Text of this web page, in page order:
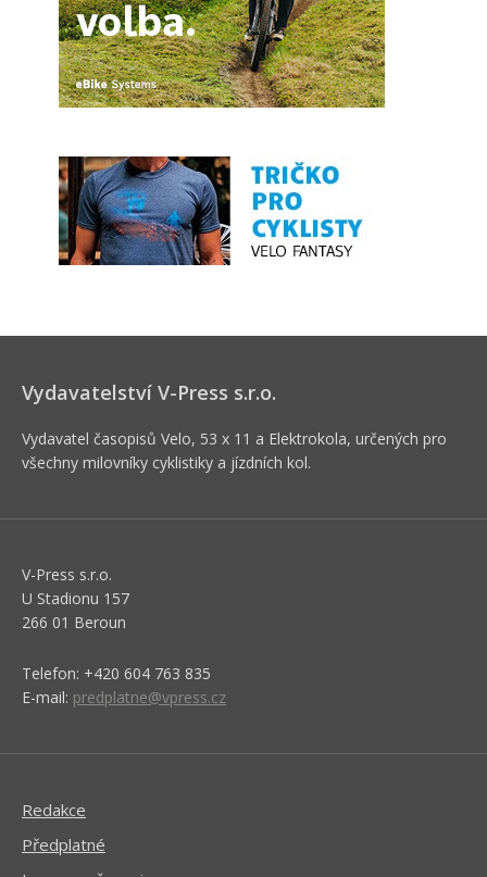
Vydavatelství V-Press s.r.o.
Vydavatel časopisů Velo, 53 x 11 a Elektrokola, určených pro
všechny milovníky cyklistiky a jízdních kol.
V-Press s.r.o.
U Stadionu 157
266 01 Beroun
Telefon: +420 604 763 835
E-mail: predplatne@vpress.cz
Redakce
Předplatné